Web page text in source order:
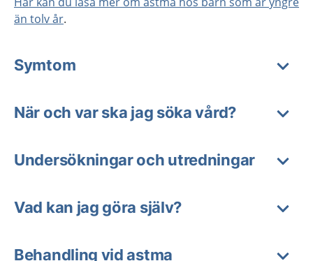
än tolv år.
Symtom
När och var ska jag söka vård?
Undersökningar och utredningar
Vad kan jag göra själv?
Behandling vid astma